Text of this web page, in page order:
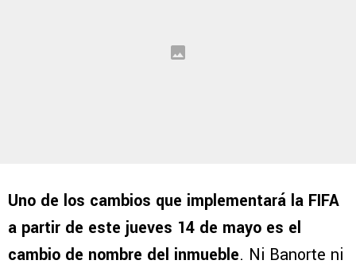
Uno de los cambios que implementará la FIFA
a partir de este jueves 14 de mayo es el
cambio de nombre del inmueble. Ni Banorte ni